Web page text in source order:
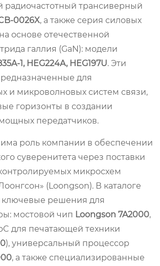
радиочастотный трансиверный
, а также серия силовых
основе отечественной
галлия (GaN): модели
HEG224A, HEG197U. Эти
для
и микроволновых систем связи,
горизонты в создании
передатчиков.
роль компании в обеспечении
суверенитета через поставки
микросхем
(Loongson). В каталоге
ключевые решения для
мостовой чип Loongson 7A2000,
для печатающей техники
), универсальный процессор
, а также специализированные